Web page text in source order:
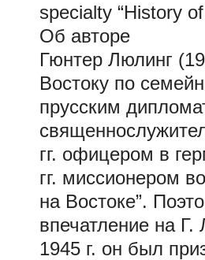
specialty “History
Об авторе
Гюнтер Люлинг
Востоку по
прусским
гг. офицером в
гг. миссионером
на Востоке”.
впечатление на
1945 г. он был